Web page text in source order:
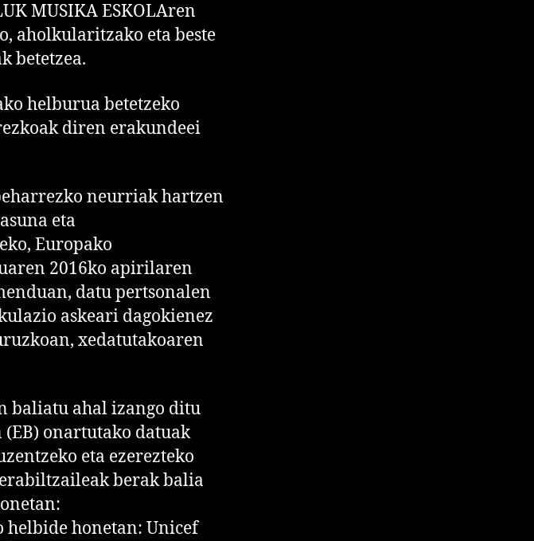
MUSIKA ESKOLAren
aholkularitzako eta beste
betetzea.
helburua betetzeko
diren erakundeei
neurriak hartzen
eta
Europako
2016ko apirilaren
datu pertsonalen
askeari dagokienez
xedatutakoaren
baliatu ahal izango ditu
onartutako datuak
eta ezerezteko
berak balia
helbide honetan: Unicef